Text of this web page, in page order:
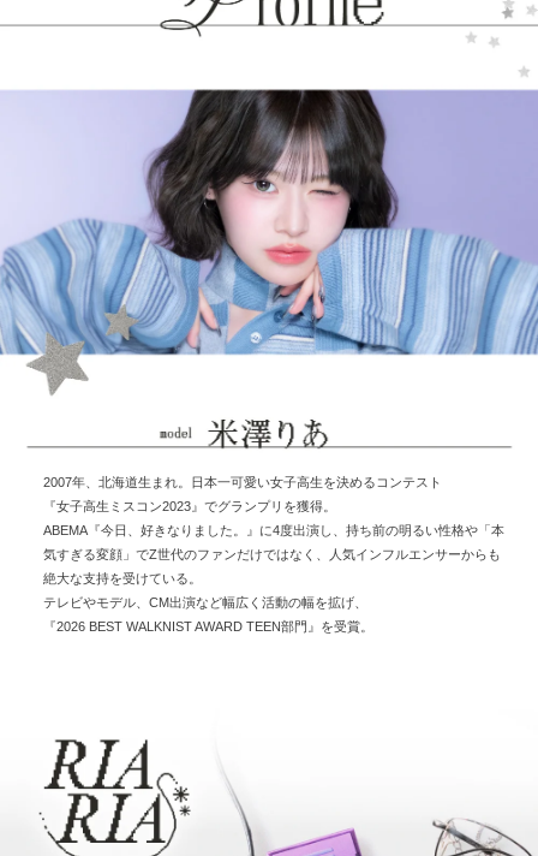
2007年、北海道生まれ。日本一可愛い女子高生を決めるコンテスト
『女子高生ミスコン2023』でグランプリを獲得。
ABEMA『今日、好きなりました。』に4度出演し、持ち前の明るい性格や「本
気すぎる変顔」でZ世代のファンだけではなく、人気インフルエンサーからも
絶大な支持を受けている。
テレビやモデル、CM出演など幅広く活動の幅を拡げ、
『2026 BEST WALKNIST AWARD TEEN部門』を受賞。